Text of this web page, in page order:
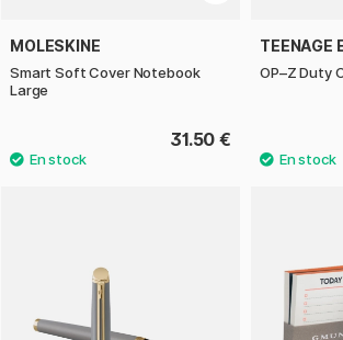
MOLESKINE
Smart Soft Cover Notebook
Large
31.50 €
TEENAGE
OP–Z Duty